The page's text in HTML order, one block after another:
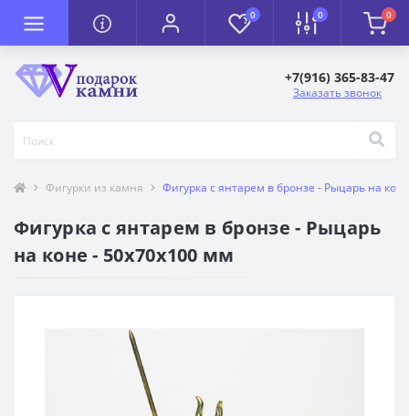
0 0 0
+7(916) 365-83-47
Заказать звонок
Фигурки из камня Фигурка с янтарем в бронзе - Рыцарь на
Фигурка с янтарем в бронзе - Рыцарь
на коне - 50х70х100 мм